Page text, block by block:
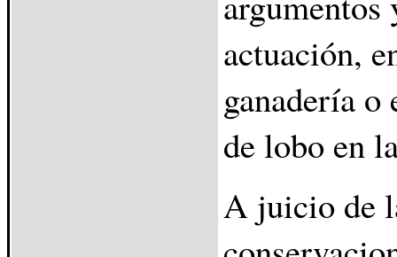
actuación,
ganadería
de lobo en
A juicio de